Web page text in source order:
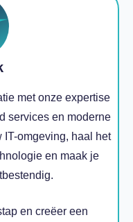
met onze expertise
services en moderne
omgeving, haal het
en maak je
en creëer een